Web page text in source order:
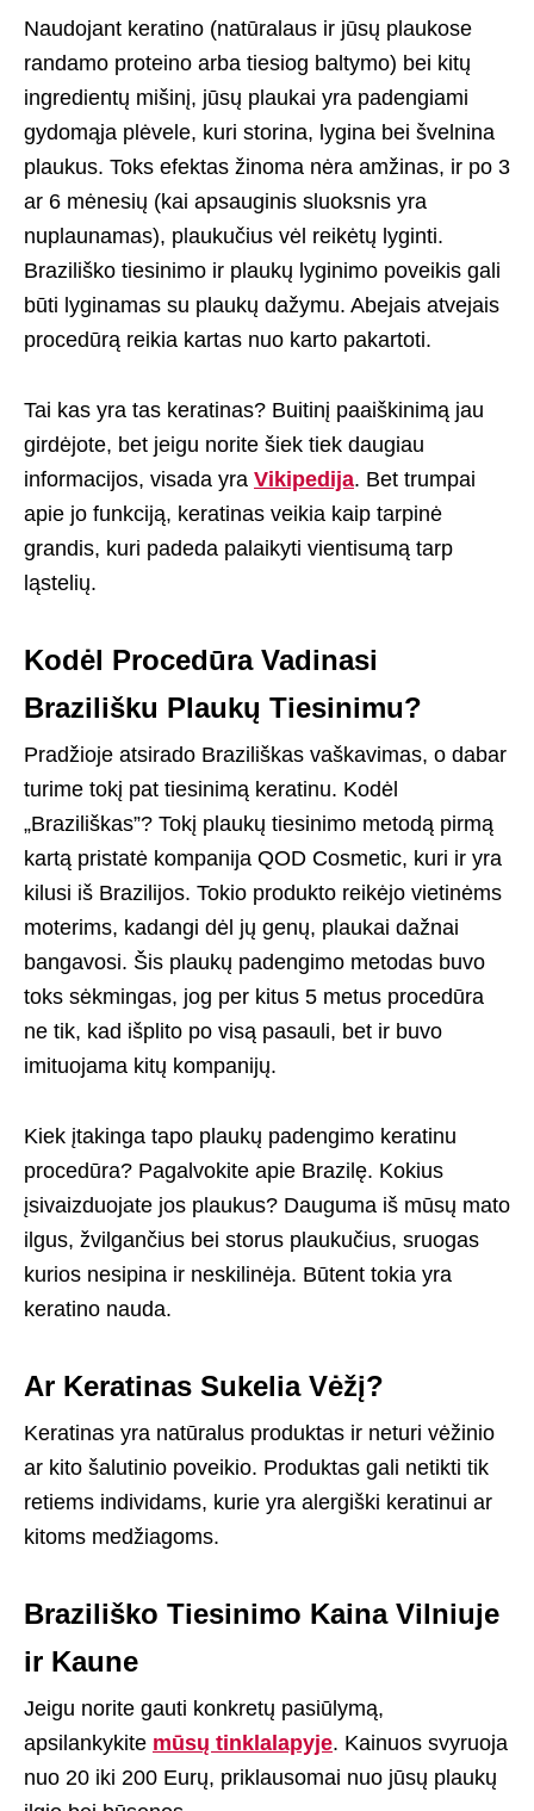
Naudojant keratino (natūralaus ir jūsų plaukose
randamo proteino arba tiesiog baltymo) bei kitų
ingredientų mišinį, jūsų plaukai yra padengiami
gydomąja plėvele, kuri storina, lygina bei švelnina
plaukus. Toks efektas žinoma nėra amžinas, ir po 3
ar 6 mėnesių (kai apsauginis sluoksnis yra
nuplaunamas), plaukučius vėl reikėtų lyginti.
Braziliško tiesinimo ir plaukų lyginimo poveikis gali
būti lyginamas su plaukų dažymu. Abejais atvejais
procedūrą reikia kartas nuo karto pakartoti.
Tai kas yra tas keratinas? Buitinį paaiškinimą jau
girdėjote, bet jeigu norite šiek tiek daugiau
informacijos, visada yra Vikipedija. Bet trumpai
apie jo funkciją, keratinas veikia kaip tarpinė
grandis, kuri padeda palaikyti vientisumą tarp
ląstelių.
Kodėl Procedūra Vadinasi
Brazilišku Plaukų Tiesinimu?
Pradžioje atsirado Braziliškas vaškavimas, o dabar
turime tokį pat tiesinimą keratinu. Kodėl
„Braziliškas”? Tokį plaukų tiesinimo metodą pirmą
kartą pristatė kompanija QOD Cosmetic, kuri ir yra
kilusi iš Brazilijos. Tokio produkto reikėjo vietinėms
moterims, kadangi dėl jų genų, plaukai dažnai
bangavosi. Šis plaukų padengimo metodas buvo
toks sėkmingas, jog per kitus 5 metus procedūra
ne tik, kad išplito po visą pasauli, bet ir buvo
imituojama kitų kompanijų.
Kiek įtakinga tapo plaukų padengimo keratinu
procedūra? Pagalvokite apie Brazilę. Kokius
įsivaizduojate jos plaukus? Dauguma iš mūsų mato
ilgus, žvilgančius bei storus plaukučius, sruogas
kurios nesipina ir neskilinėja. Būtent tokia yra
keratino nauda.
Ar Keratinas Sukelia Vėžį?
Keratinas yra natūralus produktas ir neturi vėžinio
ar kito šalutinio poveikio. Produktas gali netikti tik
retiems individams, kurie yra alergiški keratinui ar
kitoms medžiagoms.
Braziliško Tiesinimo Kaina Vilniuje
ir Kaune
Jeigu norite gauti konkretų pasiūlymą,
apsilankykite mūsų tinklalapyje. Kainuos svyruoja
nuo 20 iki 200 Eurų, priklausomai nuo jūsų plaukų